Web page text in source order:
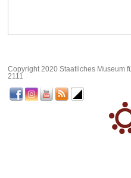
Copyright 2020 Staatliches Museum
2111